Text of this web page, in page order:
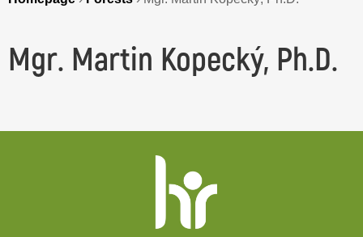
Mgr. Martin Kopecký, Ph.D.